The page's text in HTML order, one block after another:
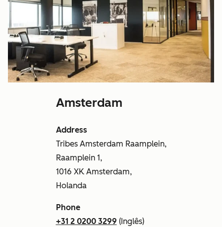
Amsterdam
Address
Tribes Amsterdam Raamplein,
Raamplein 1,
1016 XK Amsterdam,
Holanda
Phone
+31 2 0200 3299 (Inglês)